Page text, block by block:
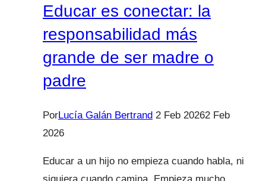
Educar es conectar: la
responsabilidad más
grande de ser madre o
padre
PorLucía Galán Bertrand 2 Feb 20262 Feb
2026
Educar a un hijo no empieza cuando habla, ni
siquiera cuando camina. Empieza mucho